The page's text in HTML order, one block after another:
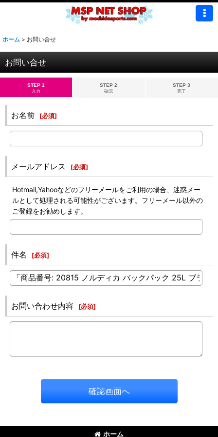
ホーム > お問い合せ
お問い合せ
STEP 1
入力
STEP 2
確認
STEP 3
完了
お名前 [必須]
メールアドレス [必須]
Hotmail,Yahooなどのフリーメールをご利用の場合、迷惑メー
ルとして処理される可能性がございます。フリーメール以外の
ご登録をお勧めします。
件名 [必須]
お問い合わせ内容 [必須]
確認画面へ
ホーム